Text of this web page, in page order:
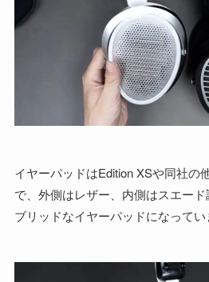
イヤーパッドはEdition XSや同社の
で、外側はレザー、内側はスエー
ブリッドなイヤーパッドになってい